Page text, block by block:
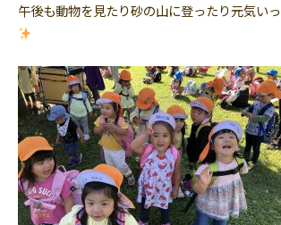
午後も動物を見たり砂の山に登ったり元気い